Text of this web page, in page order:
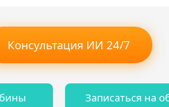
Консультация ИИ 24/7
Записаться на